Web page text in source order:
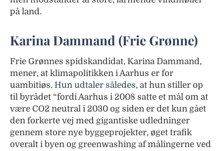
på land.
Karina Dammand (Frie Grønne)
Frie Grønnes spidskandidat, Karina Dammand,
mener, at klimapolitikken i Aarhus er for
uambitiøs. Hun udtaler således, at hun stiller op
til byrådet “fordi Aarhus i 2008 satte et mål om at
være CO2 neutral i 2030 og siden er det kun gået
den forkerte vej med gigantiske udledninger
gennem store nye byggeprojekter, øget trafik
overalt i byen og greenwashing af målingerne ved